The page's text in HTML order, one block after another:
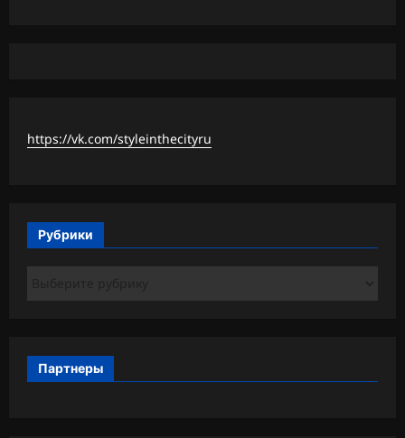
https://vk.com/styleinthecityru
Рубрики
Партнеры